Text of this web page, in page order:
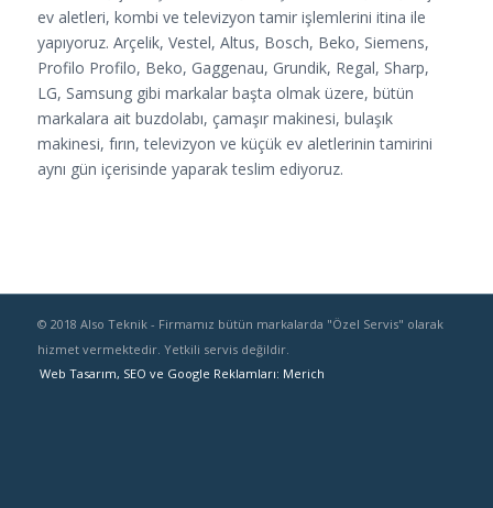
ev aletleri, kombi ve televizyon tamir işlemlerini itina ile
yapıyoruz. Arçelik, Vestel, Altus, Bosch, Beko, Siemens,
Profilo Profilo, Beko, Gaggenau, Grundik, Regal, Sharp,
LG, Samsung gibi markalar başta olmak üzere, bütün
markalara ait buzdolabı, çamaşır makinesi, bulaşık
makinesi, fırın, televizyon ve küçük ev aletlerinin tamirini
aynı gün içerisinde yaparak teslim ediyoruz.
© 2018 Also Teknik - Firmamız bütün markalarda "Özel Servis" olarak
hizmet vermektedir. Yetkili servis değildir.
Web Tasarım, SEO ve Google Reklamları: Merich